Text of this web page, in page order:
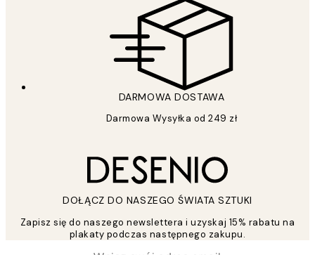
DARMOWA DOSTAWA
Darmowa Wysyłka od 249 zł
DOŁĄCZ DO NASZEGO ŚWIATA SZTUKI
Zapisz się do naszego newslettera i uzyskaj 15% rabatu na
plakaty podczas następnego zakupu.